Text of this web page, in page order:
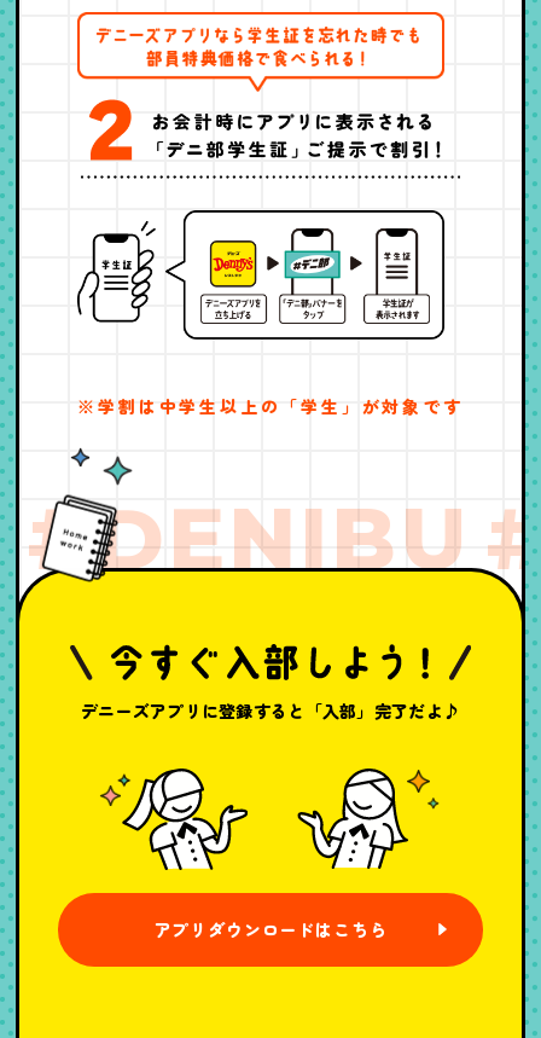
※学割は中学生以上の「学生」が対象です
#DENIBU
デニーズアプリに登録すると「入部」完了だよ♪
アプリダウンロードはこちら